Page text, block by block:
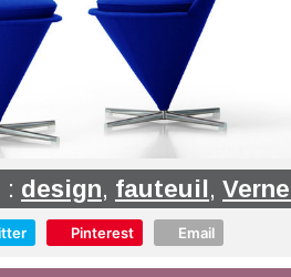
: design, fauteuil,
Pinterest Email